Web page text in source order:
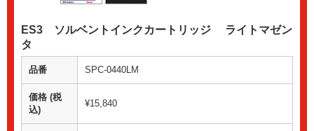
ES3 ソルベントインクカートリッジ ライトマゼン
タ
品番 SPC-0440LM
価格 (税
込)
¥15,840